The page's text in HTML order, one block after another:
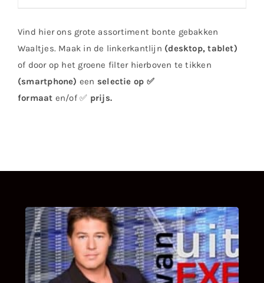
Vind hier ons grote assortiment bonte gebakken
Waaltjes. Maak in de linkerkantlijn (desktop, tablet)
of door op het groene filter hierboven te tikken
(smartphone) een selectie op ✅
formaat en/of ✅ prijs.
UITSTEL VAN EXECUTIE
Bekijk hier de fragmenten van de deelname
van Bricks and Stones aan dit programma.